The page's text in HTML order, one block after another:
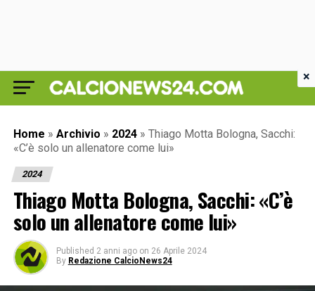
Home » Archivio » 2024 » Thiago Motta Bologna, Sacchi:
«C’è solo un allenatore come lui»
2024
Thiago Motta Bologna, Sacchi: «C’è
solo un allenatore come lui»
Published 2 anni ago on 26 Aprile 2024
By Redazione CalcioNews24
×